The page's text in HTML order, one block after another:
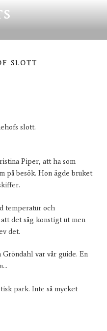
SLOTT
slott.
Piper, att ha som
på besök. Hon ägde bruket
temperatur och
det såg konstigt ut men
det.
var vår guide. En
park. Inte så mycket